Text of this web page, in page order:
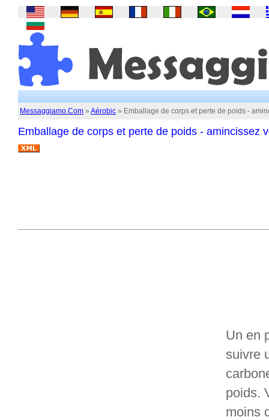
Messaggiamo.Com » Aérobic » Emballage de corps et perte de poids -
Emballage de corps et perte de poids - amincissez
Un en
suivre
poids.
moins